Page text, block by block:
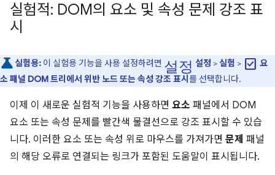
실험적: DOM의 요소 및 속성 문제 강조 표
시
실험용: 이 실험용 기능을 사용 설정하려면 설정 설정 > 실험 > check_box 요
소 패널 DOM 트리에서 위반 노드 또는 속성 강조 표시 를 선택합니다.
이제 이 새로운 실험적 기능을 사용하면 요소 패널에서 DOM
요소 또는 속성 문제를 빨간색 물결선으로 강조 표시할 수 있습
니다. 이러한 요소 또는 속성 위로 마우스를 가져가면 문제 패널
의 해당 오류로 연결되는 링크가 포함된 도움말이 표시됩니다.